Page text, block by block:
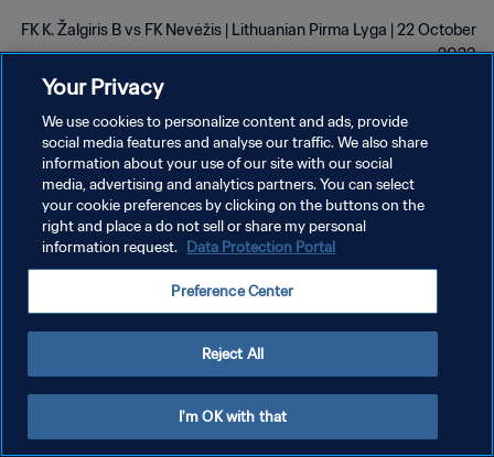
FK K. Žalgiris B vs FK Nevėžis | Lithuanian Pirma Lyga | 22 October
2023
سياسة الخصوصية
إدارة تفضيلات ملفات تعريف الارتباط
Your Privacy
We use cookies to personalize content and ads, provide
social media features and analyse our traffic. We also share
information about your use of our site with our social
media, advertising and analytics partners. You can select
your cookie preferences by clicking on the buttons on the
right and place a do not sell or share my personal
information request. Data Protection Portal
Preference Center
Reject All
I'm OK with that